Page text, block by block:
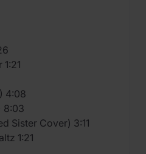
4:08
8:03
Sister Cover) 3:11
1:21